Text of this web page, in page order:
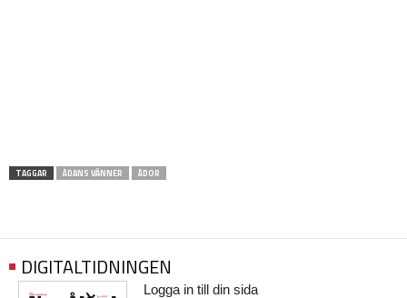
TAGGAR ÅDANS VÄNNER ÅDOR
DIGITALTIDNINGEN
Logga in till din sida